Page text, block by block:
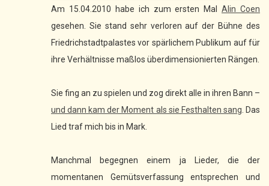
Am 15.04.2010 habe ich zum ersten MalAlin Coen
gesehen. Sie stand sehr verloren auf der Bühne des
Friedrichstadtpalastes vor spärlichem Publikum auf für
ihre Verhältnisse maßlos überdimensionierten Rängen.
Sie fing an zu spielen und zog direkt alle in ihren Bann –
und dann kam der Moment als sie Festhalten sang . Das
Lied traf mich bis in Mark.
Manchmal begegnen einem ja Lieder, die der
momentanen Gemütsverfassung entsprechen und